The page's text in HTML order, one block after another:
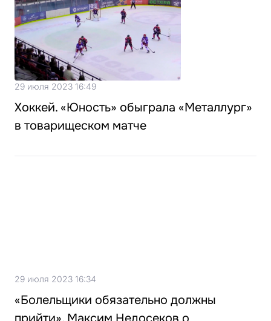
29 июля 2023 16:49
Хоккей. «Юность» обыграла «Металлург»
в товарищеском матче
29 июля 2023 16:34
«Болельщики обязательно должны